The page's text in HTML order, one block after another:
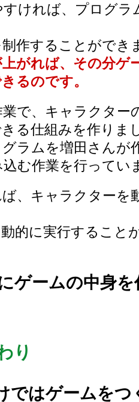
ければ、プログラ
作することができ
がれば、その分ゲ
るのです。
で、キャラクター
る仕組みを作りま
ラムを増田さんが
む作業を行ってい
、キャラクターを
的に実行すること
ゲームの中身
り
ではゲームを